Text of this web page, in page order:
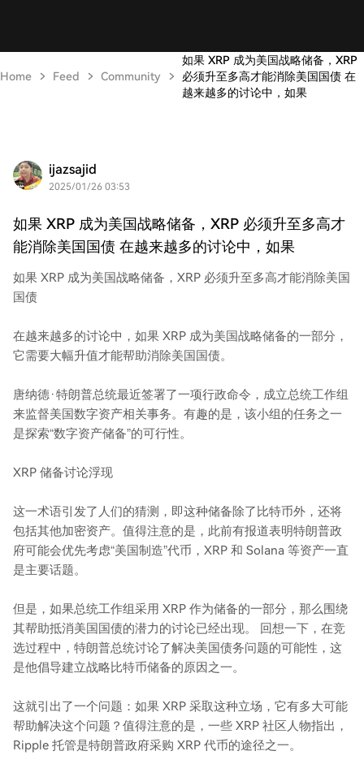
Home Feed Community
如果 XRP 成为美国战略储备，XRP
必须升至多高才能消除美国国债 在
越来越多的讨论中，如果
ijazsajid
2025/01/26 03:53
如果 XRP 成为美国战略储备，XRP 必须升至多高才
能消除美国国债 在越来越多的讨论中，如果
如果 XRP 成为美国战略储备，XRP 必须升至多高才能消除美国
国债
在越来越多的讨论中，如果 XRP 成为美国战略储备的一部分，
它需要大幅升值才能帮助消除美国国债。
唐纳德·特朗普总统最近签署了一项行政命令，成立总统工作组
来监督美国数字资产相关事务。有趣的是，该小组的任务之一
是探索“数字资产储备”的可行性。
XRP 储备讨论浮现
这一术语引发了人们的猜测，即这种储备除了比特币外，还将
包括其他加密资产。值得注意的是，此前有报道表明特朗普政
府可能会优先考虑“美国制造”代币，XRP 和 Solana 等资产一直
是主要话题。
但是，如果总统工作组采用 XRP 作为储备的一部分，那么围绕
其帮助抵消美国国债的潜力的讨论已经出现。 回想一下，在竞
选过程中，特朗普总统讨论了解决美国债务问题的可能性，这
是他倡导建立战略比特币储备的原因之一。
这就引出了一个问题：如果 XRP 采取这种立场，它有多大可能
帮助解决这个问题？值得注意的是，一些 XRP 社区人物指出，
Ripple 托管是特朗普政府采购 XRP 代币的途径之一。